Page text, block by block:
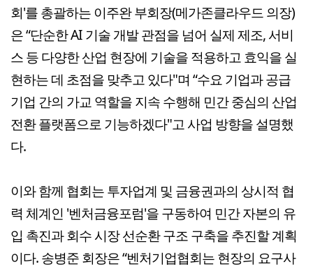
회'를 총괄하는 이주완 부회장(메가존클라우드 의장)
은 “단순한 AI 기술 개발 관점을 넘어 실제 제조, 서비
스 등 다양한 산업 현장에 기술을 적용하고 효익을 실
현하는 데 초점을 맞추고 있다"며 “수요 기업과 공급
기업 간의 가교 역할을 지속 수행해 민간 중심의 산업
전환 플랫폼으로 기능하겠다"고 사업 방향을 설명했
다.
이와 함께 협회는 투자업계 및 금융권과의 상시적 협
력 체계인 '벤처금융포럼'을 구동하여 민간 자본의 유
입 촉진과 회수 시장 선순환 구조 구축을 추진할 계획
이다. 송병준 회장은 “벤처기업협회는 현장의 요구사